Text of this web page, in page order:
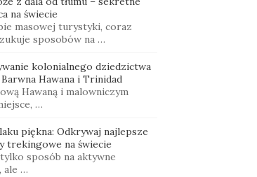
na świecie
masowej turystyki, coraz
sposobów na …
kolonialnego dziedzictwa
Hawana i Trinidad
Hawaną i malowniczym
…
piękna: Odkrywaj najlepsze
trekingowe na świecie
sposób na aktywne
ale …